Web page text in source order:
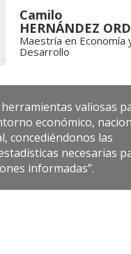
valiosas
económico,
concediéndonos las
necesarias
informadas”.
Camilo
HERNÁNDEZ
Maestría en Economía
Desarrollo